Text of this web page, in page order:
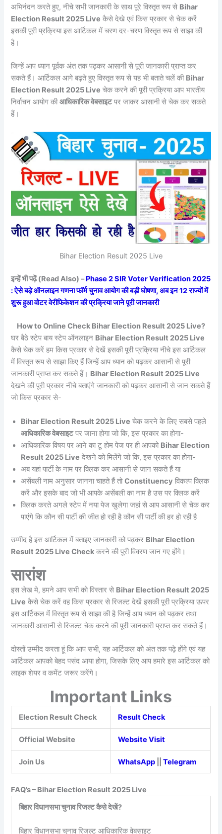
अभिनंदन करते हुए, नीचे सभी जानकारी के साथ पूरे विस्तृत रूप से Bihar
Election Result 2025 Live कैसे देखे एवं किस प्रकार से चेक करें
इसकी पूरी प्रक्रिया इस आर्टिकल में चरण दर-चरण विस्तृत रूप से साझा की
है।
जिन्हें आप ध्यान पूर्वक अंत तक पढ़कर आसानी से पूरी जानकारी प्राप्त कर
सकते हैं। आर्टिकल आगे बढ़ते हुए विस्तृत रूप से यह भी बताते चलें की Bihar
Election Result 2025 Live चेक करने की पूरी प्रक्रिया आप भारतीय
निर्वाचन आयोग कीआधिकारिक वेबसाइटपर जाकर आसानी से चेक कर सकते
हैं।
Bihar Election Result 2025 Live
इन्हें भी पढ़ें (Read Also) –Phase 2 SIR Voter Verification 2025
: ऐसे बड़े ऑनलाइन गणना फॉर्म चुनाव आयोग की बड़ी घोषणा, अब इन 12 राज्यों में
शुरू हुआ वोटर वेरीफिकेशन की प्रक्रिया जाने पूरी जानकारी
How to Online Check Bihar Election Result 2025 Live?
घर बैठे स्टेप बाय स्टेप ऑनलाइन Bihar Election Result 2025 Live
कैसे चेक करें हम किस प्रकार से देखें इसकी पूरी प्रक्रिया नीचे इस आर्टिकल
में विस्तृत रूप से साझा किए हैं जिन्हें आप ध्यान को पढ़कर आसानी से पूरी
जानकारी प्राप्त कर सकते हैं। Bihar Election Result 2025 Live
देखने की पूरी प्रकार नीचे बताएंगे जानकारी को पढ़कर आसानी से जान सकते हैं
जो किस प्रकार से-
Bihar Election Result 2025 Live चेक करने के लिए सबसे पहले
आधिकारिक वेबसाइटपर जाना होगा जो कि, इस प्रकार का होगा-
आधिकारिक विषय पर आने का टू होम पेज पर ही आपको Bihar Election
Result 2025 Live देखने को मिलेंगे जो कि, इस प्रकार का होगा-
अब यहां पार्टी के नाम पर क्लिक कर आसानी से जान सकते हैं या
असेंबली नाम अनुसार जानना चाहते हैं तोConstituency विकल्प क्लिक
करें और इसके बाद जो भी आपके असेंबली का नाम है उस पर क्लिक करें
क्लिक करते अगले स्टेप में नया पेज खुलेगा जहां से आप आसानी से चेक कर
पाएंगे कि कौन सी पार्टी की जीत हो रही है कौन सी पार्टी की हर हो रही है
उम्मीद है इस आर्टिकल में बताइए जानकारी को पढ़कर Bihar Election
Result 2025 Live Check करने की पूरी विवरण जान गए होंगे।
सारांश
इस लेख मे, हमने आप सभी को विस्तार से Bihar Election Result 2025
Live कैसे चेक करें वह किस प्रकार से रिजल्ट देखें इसकी पूरी प्रक्रिया ऊपर
इस आर्टिकल में विस्तृत रूप से साझा की है जिन्हें आप ध्यान को पढ़कर तथा
जानकारी आसानी से रिजल्ट चेक करने की पूरी जानकारी प्राप्त कर सकते हैं।
दोस्तों उम्मीद करता हूं कि आप सभी, यह आर्टिकल को अंत तक पढ़े होंगे एवं यह
आर्टिकल आपको बेहद पसंद आया होगा, जिसके लिए आप हमारे इस आर्टिकल को
लाइक शेयर व कमेंट जरूर करेंगे।
Important Links
Election Result Check Result Check
Official Website Website Visit
Join Us WhatsApp ||Telegram
FAQ’s – Bihar Election Result 2025 Live
बिहार विधानसभा चुनाव रिजल्ट कैसे देखें?
बिहार विधानसभा चुनाव रिजल्ट आधिकारिक वेबसाइट